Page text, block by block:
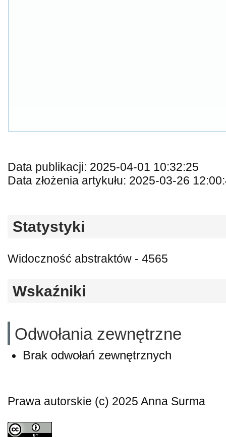
Data publikacji: 2025-04-01 10:32:25
Data złożenia artykułu: 2025-03-26
Statystyki
Widoczność abstraktów - 4565
Wskaźniki
Odwołania zewnętrzne
Brak odwołań zewnętrznych
Prawa autorskie (c) 2025 Anna Surma